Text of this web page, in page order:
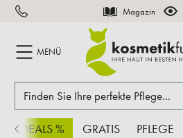
springen Magazin
MENÜ
% GRATIS PFLEGE